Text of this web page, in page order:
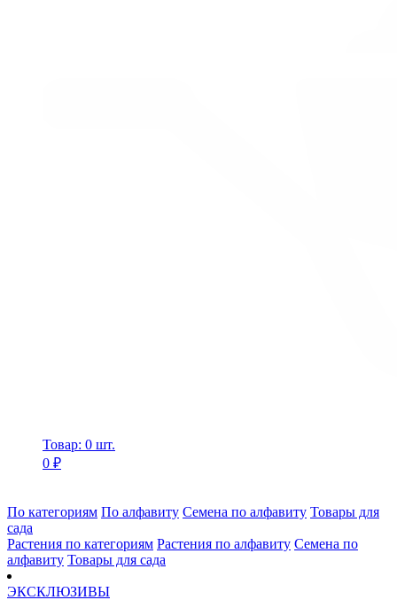
Товар: 0 шт.
0 ₽
По категориям По алфавиту Семена по алфавиту Товары для
сада
Растения по категориям Растения по алфавиту Семена по
алфавиту Товары для сада
ЭКСКЛЮЗИВЫ